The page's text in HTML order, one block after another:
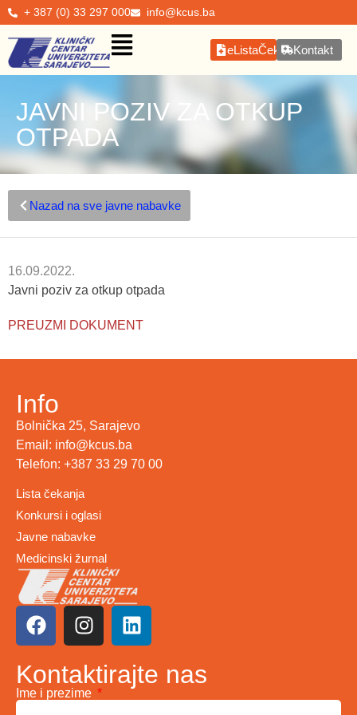
+ 387 (0) 33 297 000 info@kcus.ba
eListaČekanjaKontakt
JAVNI POZIV ZA OTKUP
OTPADA
Nazad na sve javne nabavke
16.09.2022.
Javni poziv za otkup otpada
PREUZMI DOKUMENT
Info
Bolnička 25, Sarajevo
Email: info@kcus.ba
Telefon: +387 33 29 70 00
Lista čekanja
Konkursi i oglasi
Javne nabavke
Medicinski žurnal
Kontaktirajte nas
Ime i prezime